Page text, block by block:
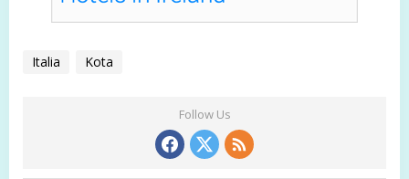
Italia Kota
Follow Us